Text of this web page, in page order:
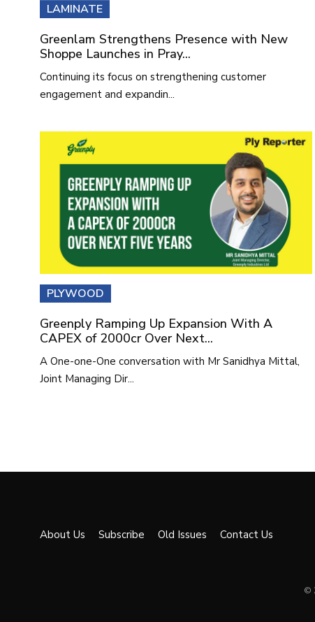
LAMINATE
Greenlam Strengthens Presence with New
Shoppe Launches in Pray...
Continuing its focus on strengthening customer
engagement and expandin...
PLYWOOD
Greenply Ramping Up Expansion With A
CAPEX of 2000cr Over Next...
A One-one-One conversation with Mr Sanidhya Mittal,
Joint Managing Dir...
About Us Subscribe Old Issues Contact Us
©